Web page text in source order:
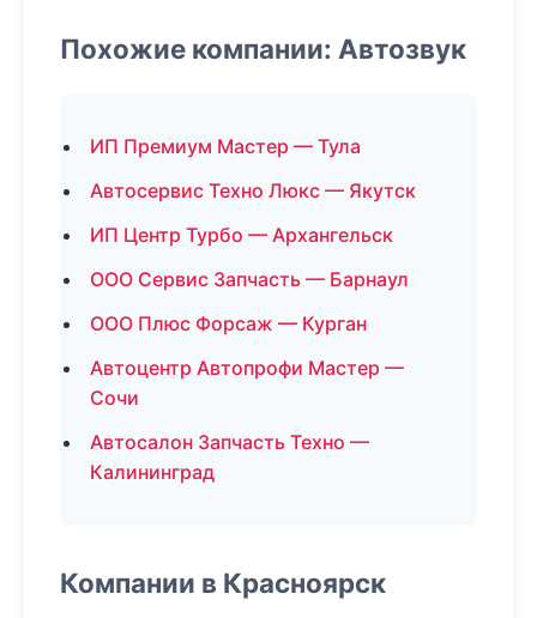
Похожие компании: Автозвук
ИП Премиум Мастер — Тула
Автосервис Техно Люкс — Якутск
ИП Центр Турбо — Архангельск
ООО Сервис Запчасть — Барнаул
ООО Плюс Форсаж — Курган
Автоцентр Автопрофи Мастер —
Сочи
Автосалон Запчасть Техно —
Калининград
Компании в Красноярск